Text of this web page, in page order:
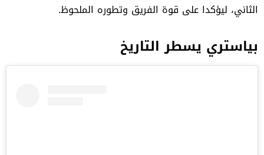
الثاني، ليؤكدا على قوة الفريق وتطوره الملحوظ.
بياستري يسطر التاريخ